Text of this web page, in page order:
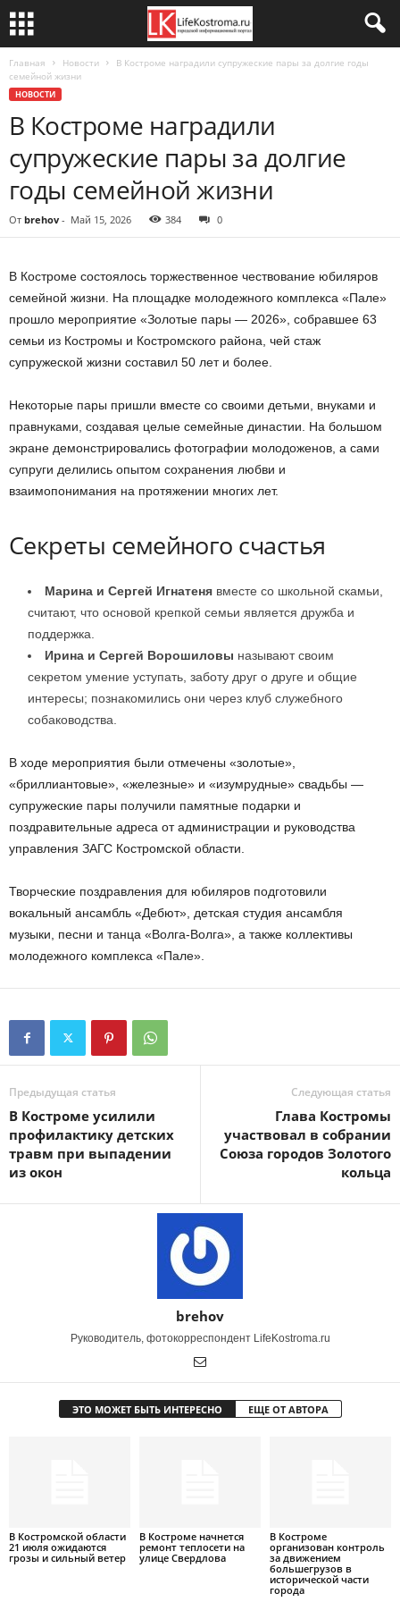
Главная Новости
В Костроме наградили супружеские пары за долгие годы
семейной жизни
НОВОСТИ
В Костроме наградили
супружеские пары за долгие
годы семейной жизни
От brehov - Май 15, 2026 384 0
В Костроме состоялось торжественное чествование юбиляров
семейной жизни. На площадке молодежного комплекса «Пале»
прошло мероприятие «Золотые пары — 2026», собравшее 63
семьи из Костромы и Костромского района, чей стаж
супружеской жизни составил 50 лет и более.
Некоторые пары пришли вместе со своими детьми, внуками и
правнуками, создавая целые семейные династии. На большом
экране демонстрировались фотографии молодоженов, а сами
супруги делились опытом сохранения любви и
взаимопонимания на протяжении многих лет.
Секреты семейного счастья
Марина и Сергей Игнатеня вместе со школьной скамьи,
считают, что основой крепкой семьи является дружба и
поддержка.
Ирина и Сергей Ворошиловы называют своим
секретом умение уступать, заботу друг о друге и общие
интересы; познакомились они через клуб служебного
собаководства.
В ходе мероприятия были отмечены «золотые»,
«бриллиантовые», «железные» и «изумрудные» свадьбы —
супружеские пары получили памятные подарки и
поздравительные адреса от администрации и руководства
управления ЗАГС Костромской области.
Творческие поздравления для юбиляров подготовили
вокальный ансамбль «Дебют», детская студия ансамбля
музыки, песни и танца «Волга-Волга», а также коллективы
молодежного комплекса «Пале».
Предыдущая статья
В Костроме усилили
профилактику детских
травм при выпадении
из окон
Следующая статья
Глава Костромы
участвовал в собрании
Союза городов Золотого
кольца
brehov
Руководитель, фотокорреспондент LifeKostroma.ru
ЭТО МОЖЕТ БЫТЬ ИНТЕРЕСНО ЕЩЕ ОТ АВТОРА
В Костромской области
21 июля ожидаются
грозы и сильный ветер
В Костроме начнется
ремонт теплосети на
улице Свердлова
В Костроме
организован контроль
за движением
большегрузов в
исторической части
города